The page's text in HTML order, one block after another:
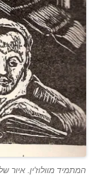
המתמיד מוולוז'ין. איור